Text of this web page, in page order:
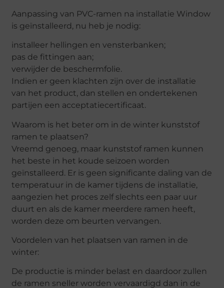
Aanpassing van PVC-ramen na installatie Window
is geïnstalleerd, nu heb je nodig:
installeer hellingen en vensterbanken;
pas de fittingen aan;
verwijder de beschermfolie.
Indien er geen klachten zijn over de installatie
van het product, dan stellen en ondertekenen
partijen een acceptatiecertificaat.
Waarom is het beter om in de winter kunststof
ramen te plaatsen?
Vreemd genoeg, maar kunststof ramen kunnen
het beste in het koude seizoen worden
geïnstalleerd. Er is geen significante daling van de
temperatuur in de kamer tijdens de installatie,
aangezien het proces zelf slechts een paar uur
duurt en als de kamer meerdere ramen heeft,
worden deze om beurten vervangen.
Voordelen van het plaatsen van ramen in de
winter:
De productie is minder belast en daardoor zullen
de ramen sneller worden vervaardigd dan in de